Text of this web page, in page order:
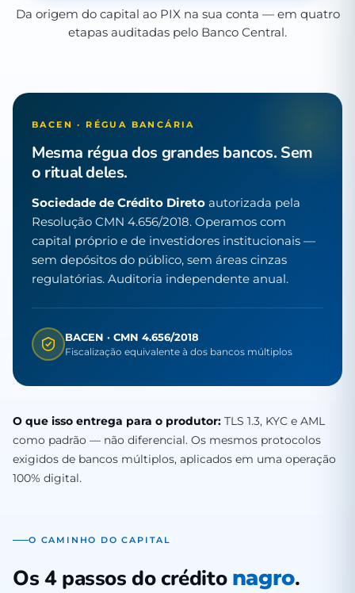
Da origem do capital ao PIX na sua conta — em quatro
etapas auditadas pelo Banco Central.
BACEN · RÉGUA BANCÁRIA
Mesma régua dos grandes bancos. Sem
o ritual deles.
Sociedade de Crédito Direto autorizada pela
Resolução CMN 4.656/2018. Operamos com
capital próprio e de investidores institucionais —
sem depósitos do público, sem áreas cinzas
regulatórias. Auditoria independente anual.
BACEN · CMN 4.656/2018
Fiscalização equivalente à dos bancos múltiplos
O que isso entrega para o produtor: TLS 1.3, KYC e AML
como padrão — não diferencial. Os mesmos protocolos
exigidos de bancos múltiplos, aplicados em uma operação
100% digital.
O CAMINHO DO CAPITAL
Os 4 passos do crédito nagro.